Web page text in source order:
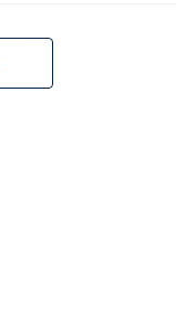
という岸谷五朗
る台詞の声が大き